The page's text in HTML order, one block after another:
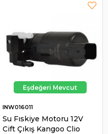
Su Fıskiye Motoru 12V
Cift Çıkış Kangoo Clio
INW016011